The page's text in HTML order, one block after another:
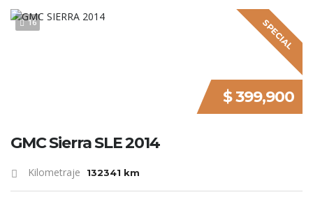
16 SPECIAL
$ 399,900
GMC Sierra SLE 2014
Kilometraje 132341 km